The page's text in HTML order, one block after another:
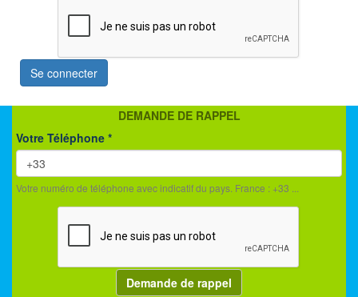
Se connecter
DEMANDE DE RAPPEL
Votre Téléphone *
Votre numéro de téléphone avec indicatif du pays. France : +33 ...
Demande de rappel